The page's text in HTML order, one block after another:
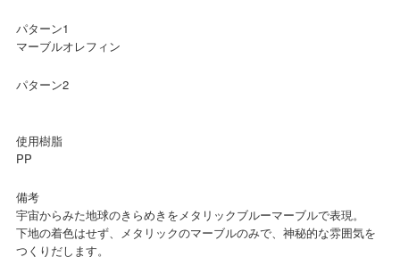
パターン1
マーブルオレフィン
パターン2
使用樹脂
PP
備考
宇宙からみた地球のきらめきをメタリックブルーマーブルで表現。
下地の着色はせず、メタリックのマーブルのみで、神秘的な雰囲気を
つくりだします。